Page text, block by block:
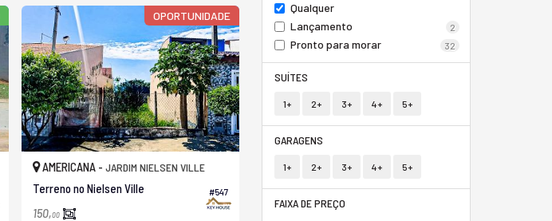
Qualquer
Lançamento
2
Pronto para morar 32
SUÍTES
1+ 2+ 3+ 4+ 5+
GARAGENS
1+ 2+ 3+ 4+ 5+
FAIXA DE PREÇO
OPORTUNIDADE
#547
AMERICANA - JARDIM NIELSEN VILLE
Terreno no Nielsen Ville
150,00